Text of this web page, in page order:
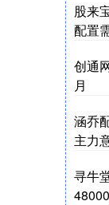
股来
配置
创通
月
涵乔
主力
寻牛